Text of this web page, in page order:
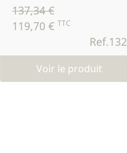
137,34 €
119,70 € TTC
Ref.132
Voir le produit